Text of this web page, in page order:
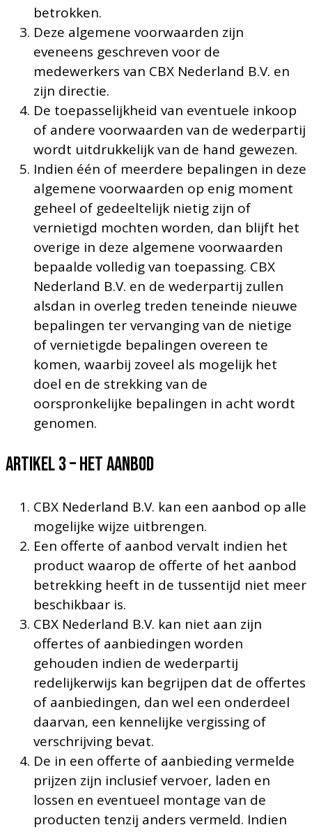
betrokken.
Deze algemene voorwaarden zijn
eveneens geschreven voor de
medewerkers van CBX Nederland B.V. en
zijn directie.
De toepasselijkheid van eventuele inkoop
of andere voorwaarden van de wederpartij
wordt uitdrukkelijk van de hand gewezen.
Indien één of meerdere bepalingen in deze
algemene voorwaarden op enig moment
geheel of gedeeltelijk nietig zijn of
vernietigd mochten worden, dan blijft het
overige in deze algemene voorwaarden
bepaalde volledig van toepassing. CBX
Nederland B.V. en de wederpartij zullen
alsdan in overleg treden teneinde nieuwe
bepalingen ter vervanging van de nietige
of vernietigde bepalingen overeen te
komen, waarbij zoveel als mogelijk het
doel en de strekking van de
oorspronkelijke bepalingen in acht wordt
genomen.
Artikel 3 – HET AANBOD
CBX Nederland B.V. kan een aanbod op alle
mogelijke wijze uitbrengen.
Een offerte of aanbod vervalt indien het
product waarop de offerte of het aanbod
betrekking heeft in de tussentijd niet meer
beschikbaar is.
CBX Nederland B.V. kan niet aan zijn
offertes of aanbiedingen worden
gehouden indien de wederpartij
redelijkerwijs kan begrijpen dat de offertes
of aanbiedingen, dan wel een onderdeel
daarvan, een kennelijke vergissing of
verschrijving bevat.
De in een offerte of aanbieding vermelde
prijzen zijn inclusief vervoer, laden en
lossen en eventueel montage van de
producten tenzij anders vermeld. Indien